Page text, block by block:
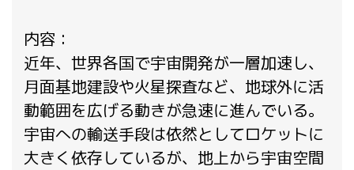
内容：
近年、世界各国で宇宙開発が一層加速し、
月面基地建設や火星探査など、地球外に活
動範囲を広げる動きが急速に進んでいる。
宇宙への輸送手段は依然としてロケットに
大きく依存しているが、地上から宇宙空間